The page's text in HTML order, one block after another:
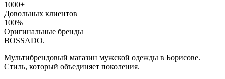
1000+
Довольных клиентов
100%
Оригинальные бренды
BOSSADO.
Мультибрендовый магазин мужской одежды в Борисове.
Стиль, который объединяет поколения.